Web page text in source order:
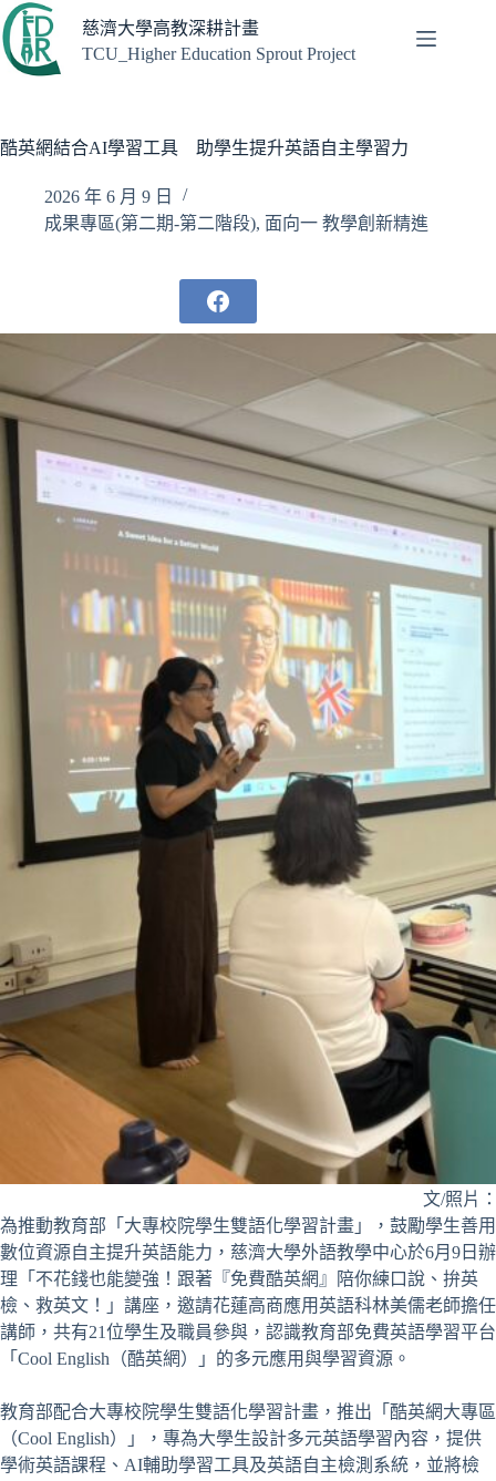
跳
至
主
容
慈濟大學高教深耕計畫
TCU_Higher Education Sprout Project
酷英網結合AI學習工具 助學生提升英語自主學習力
2026 年 6 月 9 日
成果專區(第二期-第二階段), 面向一 教學創新精進
文/照片
為推動教育部「大專校院學生雙語化學習計畫」，鼓勵學生善用
數位資源自主提升英語能力，慈濟大學外語教學中心於6月9日辦
理「不花錢也能變強！跟著『免費酷英網』陪你練口說、拚英
檢、救英文！」講座，邀請花蓮高商應用英語科林美儒老師擔任
講師，共有21位學生及職員參與，認識教育部免費英語學習平台
「Cool English（酷英網）」的多元應用與學習資源。
教育部配合大專校院學生雙語化學習計畫，推出「酷英網大專區
（Cool English）」，專為大學生設計多元英語學習內容，提供
學術英語課程、AI輔助學習工具及英語自主檢測系統，並將檢